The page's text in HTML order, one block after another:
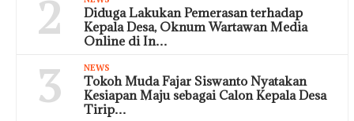
2
Diduga Lakukan Pemerasan terhadap
Kepala Desa, Oknum Wartawan Media
Online di In…
3 NEWS
Tokoh Muda Fajar Siswanto Nyatakan
Kesiapan Maju sebagai Calon Kepala Desa
Tirip…